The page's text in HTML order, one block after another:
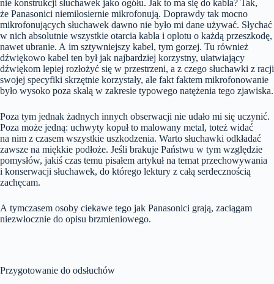
nie konstrukcji słuchawek jako ogółu. Jak to ma się do kabla? Tak,
że Panasonici niemiłosiernie mikrofonują. Doprawdy tak mocno
mikrofonujących słuchawek dawno nie było mi dane używać. Słychać
w nich absolutnie wszystkie otarcia kabla i oplotu o każdą przeszkodę,
nawet ubranie. A im sztywniejszy kabel, tym gorzej. Tu również
dźwiękowo kabel ten był jak najbardziej korzystny, ułatwiający
dźwiękom lepiej rozłożyć się w przestrzeni, a z czego słuchawki z racji
swojej specyfiki skrzętnie korzystały, ale fakt faktem mikrofonowanie
było wysoko poza skalą w zakresie typowego natężenia tego zjawiska.
Poza tym jednak żadnych innych obserwacji nie udało mi się uczynić.
Poza może jedną: uchwyty kopuł to malowany metal, toteż widać
na nim z czasem wszystkie uszkodzenia. Warto słuchawki odkładać
zawsze na miękkie podłoże. Jeśli brakuje Państwu w tym względzie
pomysłów, jakiś czas temu pisałem artykuł na temat przechowywania
i konserwacji słuchawek, do którego lektury z całą serdecznością
zachęcam.
A tymczasem osoby ciekawe tego jak Panasonici grają, zaciągam
niezwłocznie do opisu brzmieniowego.
Przygotowanie do odsłuchów